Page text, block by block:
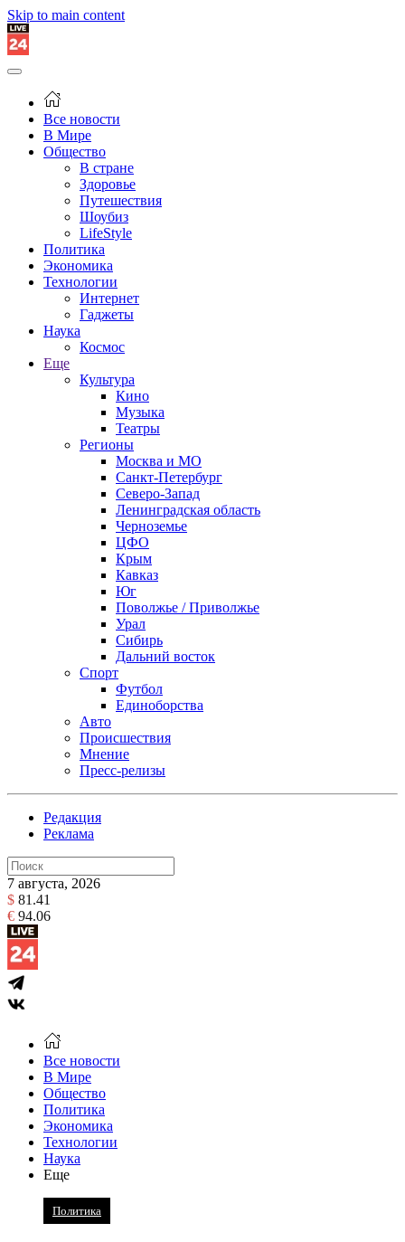
Skip to main content
Все новости
В Мире
Общество
В стране
Здоровье
Путешествия
Шоубиз
LifeStyle
Политика
Экономика
Технологии
Интернет
Гаджеты
Наука
Космос
Еще
Культура
Кино
Музыка
Театры
Регионы
Москва и МО
Санкт-Петербург
Северо-Запад
Ленинградская область
Черноземье
ЦФО
Крым
Кавказ
Юг
Поволжье / Приволжье
Урал
Сибирь
Дальний восток
Спорт
Футбол
Единоборства
Авто
Происшествия
Мнение
Пресс-релизы
Редакция
Реклама
7 августа, 2026
$ 81.41
€ 94.06
Все новости
В Мире
Общество
Политика
Экономика
Технологии
Наука
Еще
Политика